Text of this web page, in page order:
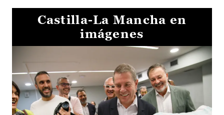
Castilla-La Mancha en
imágenes